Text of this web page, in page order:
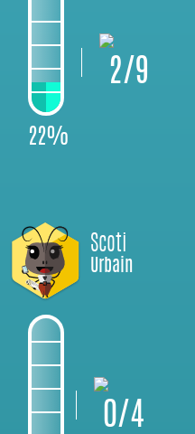
22%
2/9
Scoti
Urbain
0/4